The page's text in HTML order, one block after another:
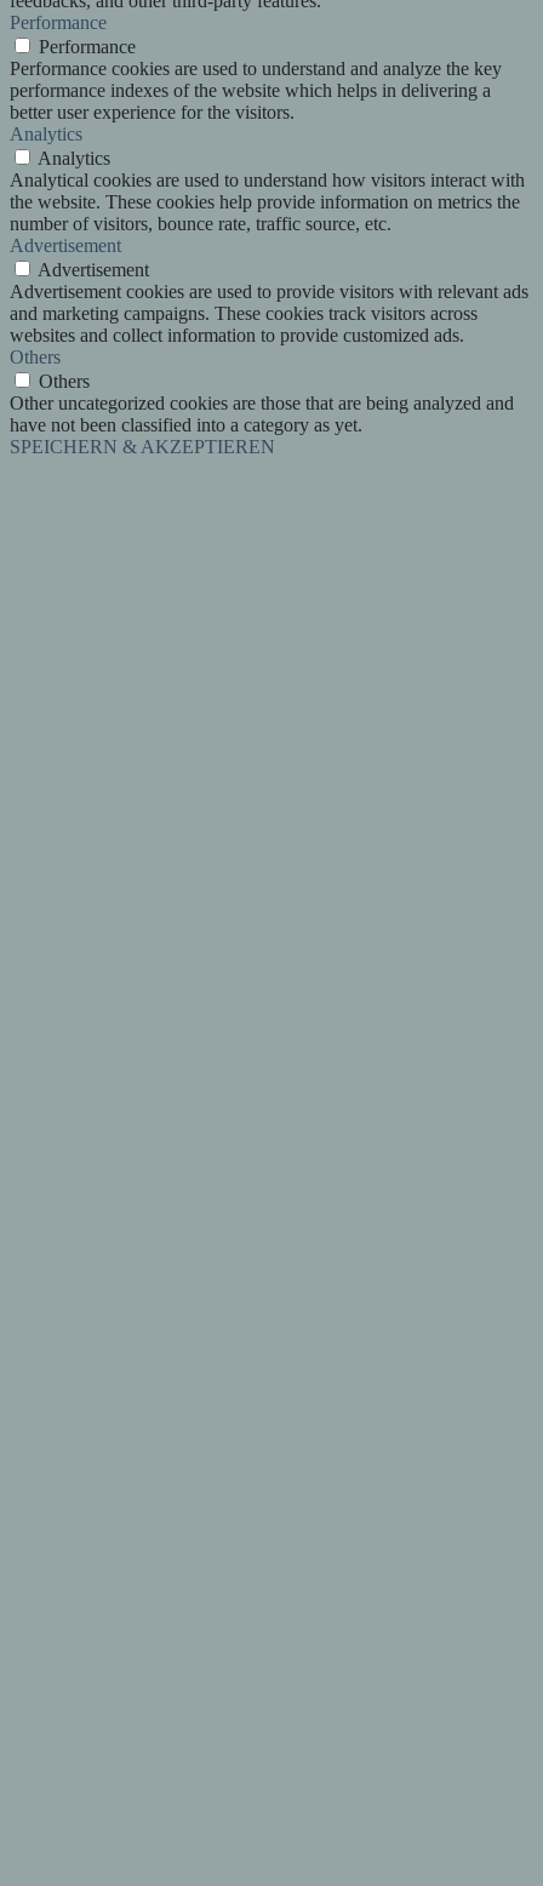
Performance
Performance
Performance cookies are used to understand and analyze the key
performance indexes of the website which helps in delivering a
better user experience for the visitors.
Analytics
Analytics
Analytical cookies are used to understand how visitors interact with
the website. These cookies help provide information on metrics the
number of visitors, bounce rate, traffic source, etc.
Advertisement
Advertisement
Advertisement cookies are used to provide visitors with relevant ads
and marketing campaigns. These cookies track visitors across
websites and collect information to provide customized ads.
Others
Others
Other uncategorized cookies are those that are being analyzed and
have not been classified into a category as yet.
SPEICHERN & AKZEPTIEREN